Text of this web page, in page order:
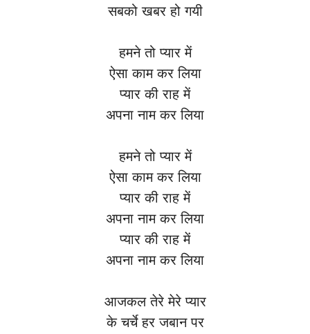
सबको खबर हो गयी
हमने तो प्यार में
ऐसा काम कर लिया
प्यार की राह में
अपना नाम कर लिया
हमने तो प्यार में
ऐसा काम कर लिया
प्यार की राह में
अपना नाम कर लिया
प्यार की राह में
अपना नाम कर लिया
आजकल तेरे मेरे प्यार
के चर्चे हर जबान पर